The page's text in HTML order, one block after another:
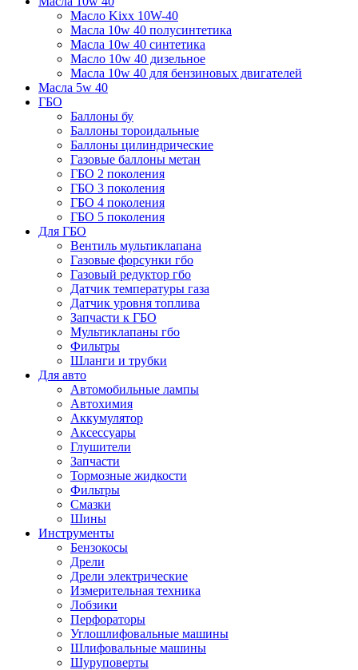
Mасло Kixx 10W-40
Масла 10w 40 полусинтетика
Масла 10w 40 синтетика
Масло 10w 40 дизельное
Масла 10w 40 для бензиновых двигателей
Масла 5w 40
ГБО
Баллоны бу
Баллоны тороидальные
Баллоны цилиндрические
Газовые баллоны метан
ГБО 2 поколения
ГБО 3 поколения
ГБО 4 поколения
ГБО 5 поколения
Для ГБО
Вентиль мультиклапана
Газовые форсунки гбо
Газовый редуктор гбо
Датчик температуры газа
Датчик уровня топлива
Запчасти к ГБО
Мультиклапаны гбо
Фильтры
Шланги и трубки
Для авто
Автомобильные лампы
Автохимия
Аккумулятор
Аксессуары
Глушители
Запчасти
Тормозные жидкости
Фильтры
Смазки
Шины
Инструменты
Бензокосы
Дрели
Дрели электрические
Измерительная техника
Лобзики
Перфораторы
Углошлифовальные машины
Шлифовальные машины
Шуруповерты